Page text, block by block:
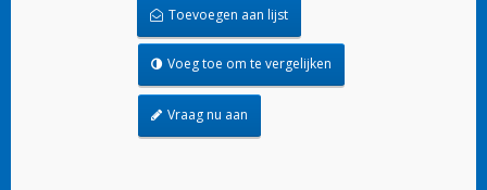
Toevoegen aan lijst
Voeg toe om te vergelijken
Vraag nu aan